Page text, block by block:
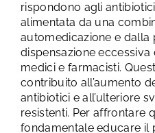
rispondono agli
alimentata da una
automedicazione e dalla
dispensazione
medici e farmacisti.
contribuito all’aumento
antibiotici e all’ulteriore
resistenti. Per affrontare
fondamentale educare il